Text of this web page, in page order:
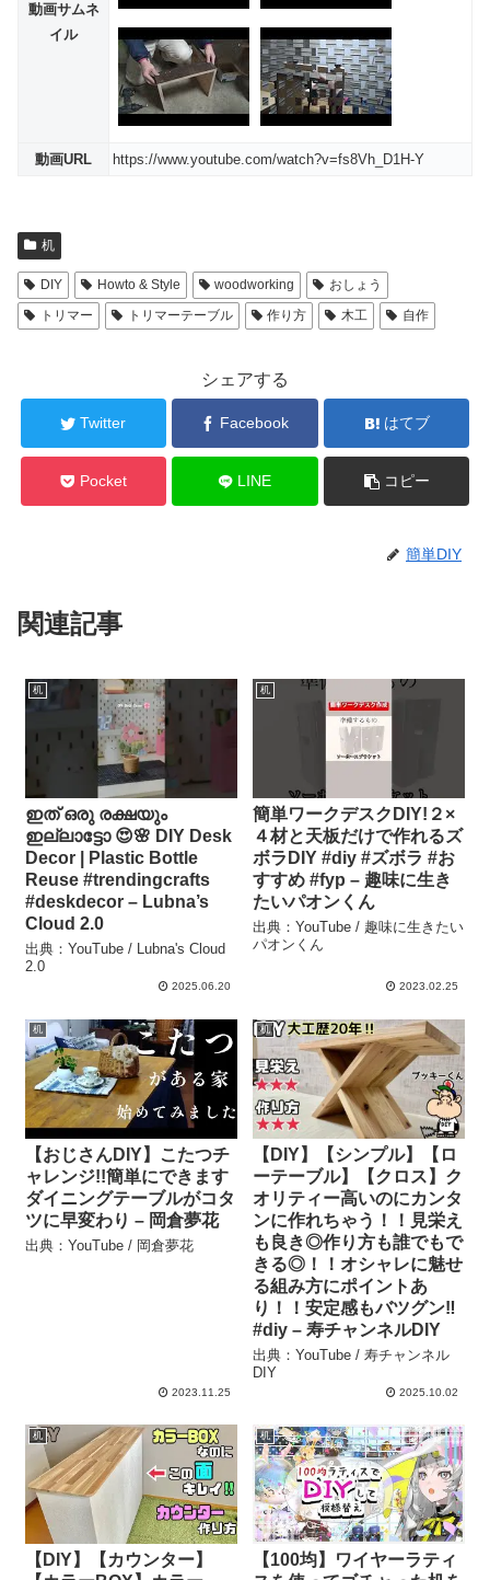
動画サムネ
イル
動画URL https://www.youtube.com/watch?v=fs8Vh_D1H-Y
机
DIY Howto & Style woodworking
おしょう
トリマー
トリマーテーブル 作り方 木工 自作
シェアする
Twitter Facebook はてブ
Pocket LINE コピー
簡単DIY
関連記事
机
ഇത് ഒരു രക്ഷയും
ഇല്ലാട്ടോ 😍🌸 DIY Desk
Decor | Plastic Bottle
Reuse #trendingcrafts
#deskdecor – Lubna’s
Cloud 2.0
出典：YouTube / Lubna's Cloud
2.0
2025.06.20
机
簡単ワークデスクDIY!２×
４材と天板だけで作れるズ
ボラDIY #diy #ズボラ #お
すすめ #fyp – 趣味に生き
たいパオンくん
出典：YouTube / 趣味に生きたい
パオンくん
2023.02.25
机
【おじさんDIY】こたつチ
ャレンジ!!簡単にできます
ダイニングテーブルがコタ
ツに早変わり – 岡倉夢花
出典：YouTube / 岡倉夢花
2023.11.25
机
【DIY】【シンプル】【ロ
ーテーブル】【クロス】ク
オリティー高いのにカンタ
ンに作れちゃう！！見栄え
も良き◎作り方も誰でもで
きる◎！！オシャレに魅せ
る組み方にポイントあ
り！！安定感もバツグン‼︎
#diy – 寿チャンネルDIY
出典：YouTube / 寿チャンネル
DIY
2025.10.02
机
【DIY】【カウンター】
机
【100均】ワイヤーラティ